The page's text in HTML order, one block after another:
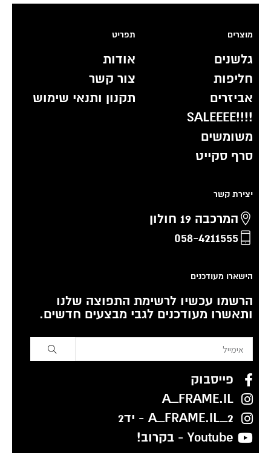
מוצרים
גלשנים
חליפות
אביזרים
!!!!SALEEEE
משומשים
סרף סקייט
תפריט
אודות
צור קשר
תקנון ותנאי שימוש
יצירת קשר
המרכבה 19 חולון
058-4211555
הישארו מעודכנים
הרשמו עכשיו לרשימת התפוצה שלנו
ותאשרו מעודכנים לגבי מבצעים חדשים.
פייסבוק
A_FRAME.IL
A_FRAME.IL_2 - יד2
Youtube - בקרוב!